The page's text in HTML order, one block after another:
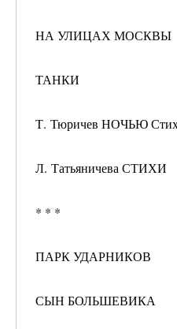
НА УЛИЦАХ МОСКВЫ
ТАНКИ
Т. Тюричев НОЧЬЮ
Л. Татьяничева СТИХИ
* * *
ПАРК УДАРНИКОВ
СЫН БОЛЬШЕВИКА